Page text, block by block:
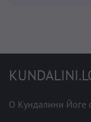
О Кундалини Йоге